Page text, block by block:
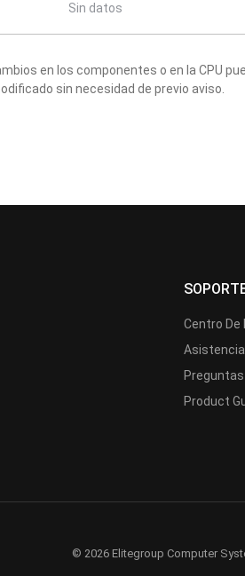
Sin datos
en los componentes o en la CPU
sin necesidad de previo aviso.
Centro De
Product
© 2026 Elitegroup Computer